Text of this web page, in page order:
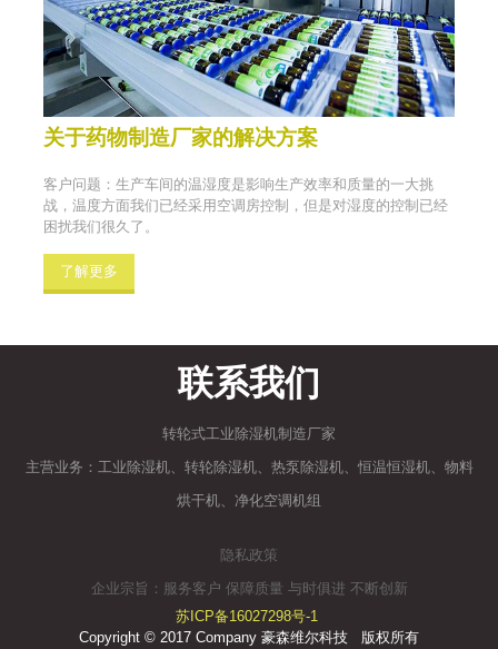
关于药物制造厂家的解决方案
客户问题：生产车间的温湿度是影响生产效率和质量的一大挑
战，温度方面我们已经采用空调房控制，但是对湿度的控制已经
困扰我们很久了。
了解更多
联系我们
转轮式工业除湿机制造厂家
主营业务：工业除湿机、转轮除湿机、热泵除湿机、恒温恒湿机、物料
烘干机、净化空调机组
隐私政策
企业宗旨：服务客户 保障质量 与时俱进 不断创新
苏ICP备16027298号-1
Copyright © 2017 Company 豪森维尔科技 版权所有